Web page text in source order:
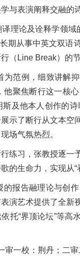
与表演阐释交融的
理论及诠释学领域
期从事中英文双
（Line Break）的
范例，细致讲解
聚焦断行这一核
及他本人创作的诗
示了断行从文本
场气氛热烈。
练习，张教授逐
生命力，实现从“
报告融理论与创
演艺术提供了全
托“界顶论坛”等
校：刘锋